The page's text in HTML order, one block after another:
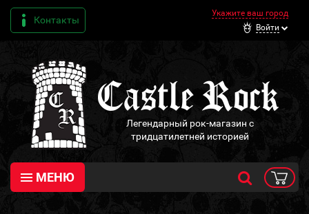
Контакты
Укажите ваш город
Войти
Легендарный рок-магазин с
тридцатилетней историей
МЕНЮ